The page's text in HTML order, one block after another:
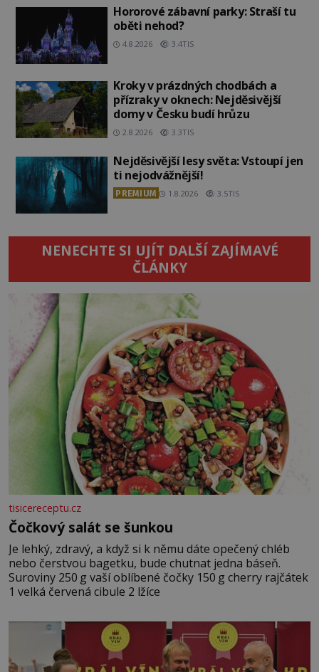
Hororové zábavní parky: Straší tu
oběti nehod?
4.8.2026 3.4TIS
Kroky v prázdných chodbách a
přízraky v oknech: Nejděsivější
domy v Česku budí hrůzu
2.8.2026 3.3TIS
Nejděsivější lesy světa: Vstoupí jen
ti nejodvážnější!
PREMIUM 1.8.2026 3.5TIS
NENECHTE SI UJÍT DALŠÍ ZAJÍMAVÉ
ČLÁNKY
tisicereceptu.cz
Čočkový salát se šunkou
Je lehký, zdravý, a když si k němu dáte opečený chléb
nebo čerstvou bagetku, bude chutnat jedna báseň.
Suroviny 250 g vaší oblíbené čočky 150 g cherry rajčátek
1 velká červená cibule 2 lžíce